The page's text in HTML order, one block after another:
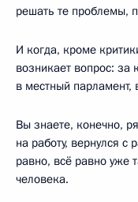
решать те проблемы,
И когда, кроме
возникает вопрос: за
в местный
Вы знаете, конечно,
на работу, вернулся
равно, всё равно уже
человека.